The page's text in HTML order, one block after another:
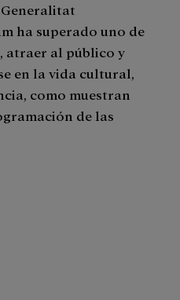
ha superado uno de
atraer al público y
en la vida cultural,
como muestran
de las